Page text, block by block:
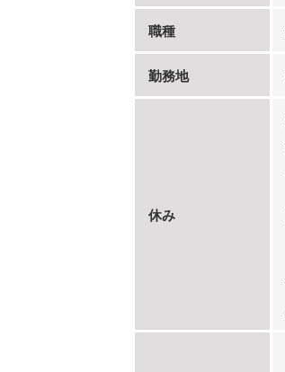
職種
勤務地
休み